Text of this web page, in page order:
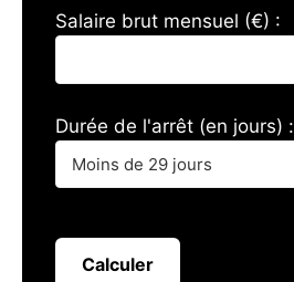
Salaire brut mensuel (€) :
Durée de l'arrêt (en jours) :
Calculer